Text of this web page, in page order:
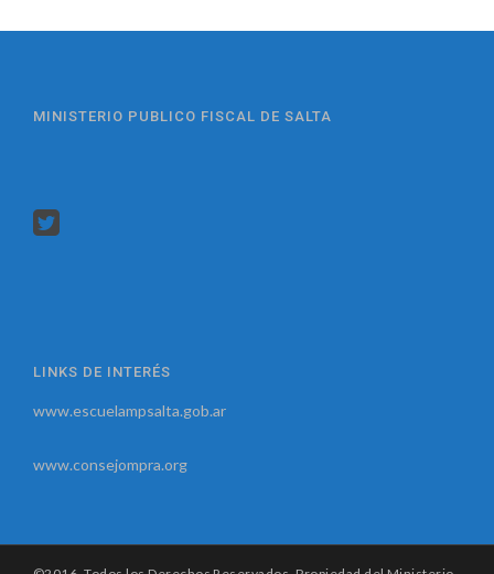
MINISTERIO PUBLICO FISCAL DE SALTA
LINKS DE INTERÉS
www.escuelampsalta.gob.ar
www.consejompra.org